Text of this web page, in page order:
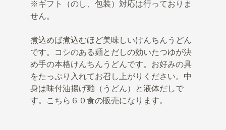
※ギフト（のし、包装）対応は行っておりま
せん。
煮込めば煮込むほど美味しいけんちんうどん
です。コシのある麺とだしの効いたつゆが決
め手の本格けんちんうどんです。お好みの具
をたっぷり入れてお召し上がりください。中
身は味付油揚げ麺（うどん）と液体だしで
す。こちら６０食の販売になります。